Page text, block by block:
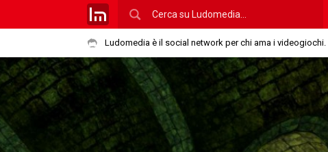
Ludomedia è il social network per chi ama i videogiochi.